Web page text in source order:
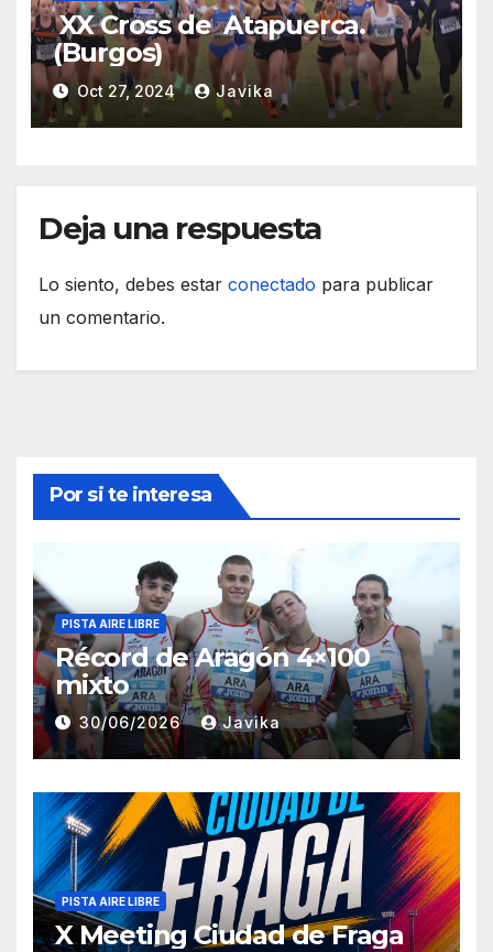
XX Cross de Atapuerca.
(Burgos)
Oct 27, 2024 Javika
Deja una respuesta
Lo siento, debes estar conectado para publicar
un comentario.
Por si te interesa
PISTA AIRE LIBRE
Récord de Aragón 4×100
mixto
30/06/2026 Javika
PISTA AIRE LIBRE
X Meeting Ciudad de Fraga